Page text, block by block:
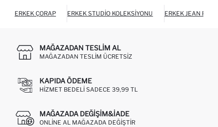
ERKEK ÇORAP ERKEK STUDIO KOLEKSIYONU ERKEK JEAN
MAĞAZADAN TESLIM AL
MAĞAZADAN TESLIM ÜCRETSIZ
KAPIDA ÖDEME
HIZMET BEDELI SADECE 39,99 TL
MAĞAZADA DEĞIŞIM&İADE
ONLINE AL MAĞAZADA DEĞIŞTIR